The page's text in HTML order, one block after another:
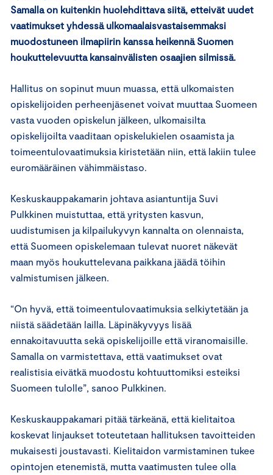
Samalla on kuitenkin huolehdittava siitä, etteivät uudet
vaatimukset yhdessä ulkomaalaisvastaisemmaksi
muodostuneen ilmapiirin kanssa heikennä Suomen
houkuttelevuutta kansainvälisten osaajien silmissä.
Hallitus on sopinut muun muassa, että ulkomaisten
opiskelijoiden perheenjäsenet voivat muuttaa Suomeen
vasta vuoden opiskelun jälkeen, ulkomaisilta
opiskelijoilta vaaditaan opiskelukielen osaamista ja
toimeentulovaatimuksia kiristetään niin, että lakiin tulee
euromääräinen vähimmäistaso.
Keskuskauppakamarin johtava asiantuntija Suvi
Pulkkinen muistuttaa, että yritysten kasvun,
uudistumisen ja kilpailukyvyn kannalta on olennaista,
että Suomeen opiskelemaan tulevat nuoret näkevät
maan myös houkuttelevana paikkana jäädä töihin
valmistumisen jälkeen.
“On hyvä, että toimeentulovaatimuksia selkiytetään ja
niistä säädetään lailla. Läpinäkyvyys lisää
ennakoitavuutta sekä opiskelijoille että viranomaisille.
Samalla on varmistettava, että vaatimukset ovat
realistisia eivätkä muodostu kohtuuttomiksi esteiksi
Suomeen tulolle”, sanoo Pulkkinen.
Keskuskauppakamari pitää tärkeänä, että kielitaitoa
koskevat linjaukset toteutetaan hallituksen tavoitteiden
mukaisesti joustavasti. Kielitaidon varmistaminen tukee
opintojen etenemistä, mutta vaatimusten tulee olla